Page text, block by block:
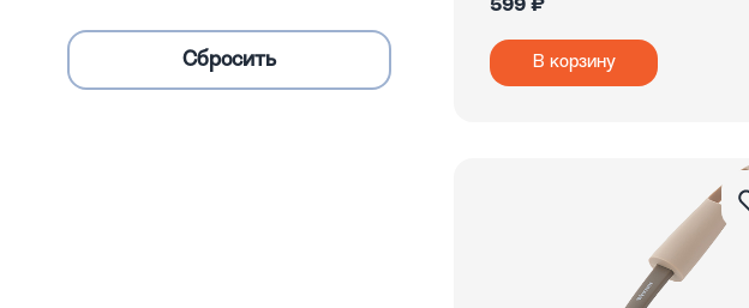
Термопластичная резина
599 ₽
В корзину